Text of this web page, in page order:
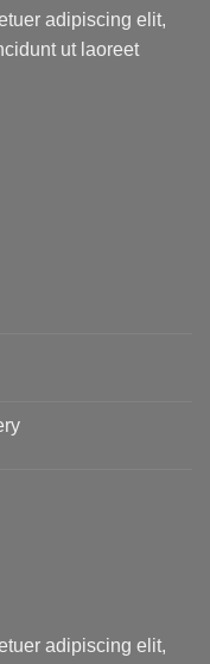
adipiscing elit,
ut laoreet
adipiscing elit,